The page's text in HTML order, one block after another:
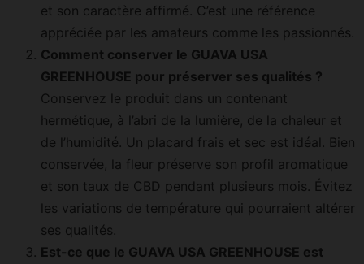
et son caractère affirmé. C’est une référence
appréciée par les amateurs comme les passionnés.
Comment conserver le GUAVA USA
GREENHOUSE pour préserver ses qualités ?
Conservez le produit dans un contenant
hermétique, à l’abri de la lumière, de la chaleur et
de l’humidité. Un placard frais et sec est idéal. Bien
conservée, la fleur préserve son profil aromatique
et son taux de CBD pendant plusieurs mois. Évitez
les variations de température qui pourraient altérer
ses qualités.
Est-ce que le GUAVA USA GREENHOUSE est